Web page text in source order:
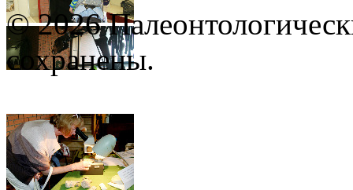
© 2026
сохранены.